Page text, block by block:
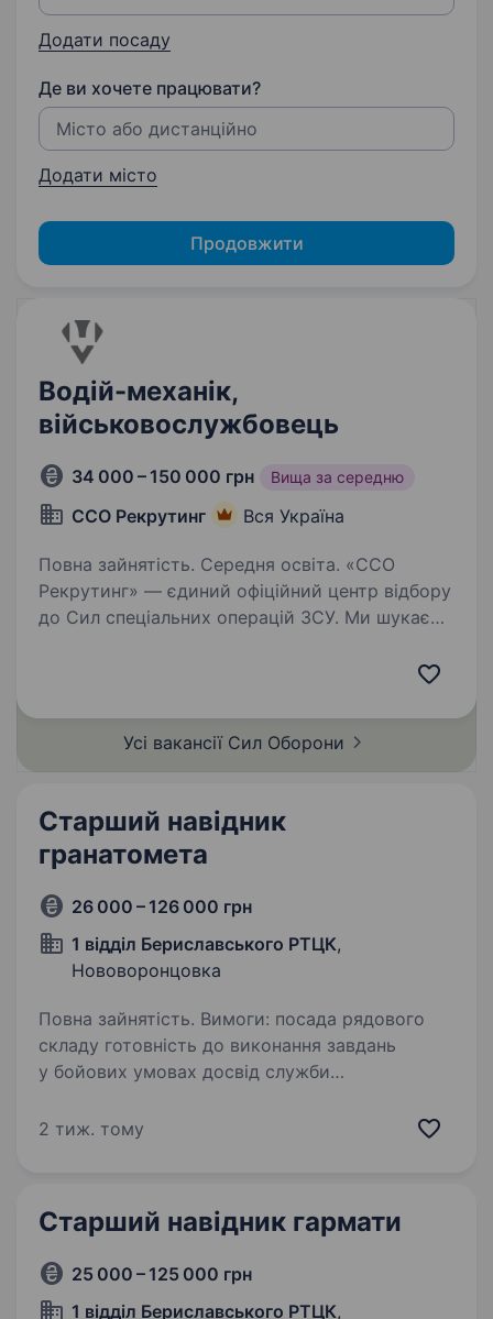
Додати посаду
Де ви хочете працювати?
Додати місто
Продовжити
Водій-механік,
військовослужбовець
34 000 – 150 000 грн Вища за середню
ССО Рекрутинг Вся Україна
Повна зайнятість. Середня освіта. «ССО
Рекрутинг» — єдиний офіційний центр відбору
до Сил спеціальних операцій ЗСУ. Ми шукаємо
різними професіями, адже кожен навик може
Усі вакансії Сил Оборони
Старший навідник
гранатомета
26 000 – 126 000 грн
1 відділ Бериславського РТЦК,
Нововоронцовка
Повна зайнятість. Вимоги: посада рядового
складу готовність до виконання завдань
у бойових умовах досвід служби
правил стрільби з автоматичного гранатомету,
2 тиж. тому
Старший навідник гармати
25 000 – 125 000 грн
1 відділ Бериславського РТЦК,